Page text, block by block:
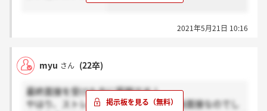
2021年5月21日 10:16
myu さん (22卒)
最終面接を受けた方に質問です！
やはり、ストレス耐性を見られて、圧迫面接なのでし